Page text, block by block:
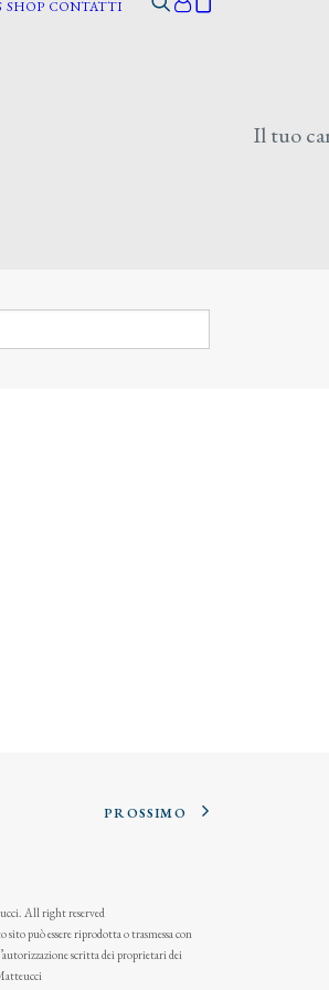
SHOP CONTATTI
Il tuo
PROSSIMO
All right reserved
sito può essere riprodotta o trasmessa con
scritta dei proprietari dei